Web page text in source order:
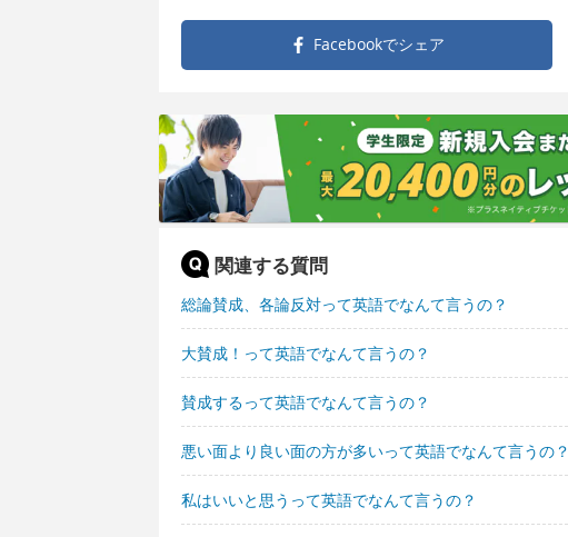
Facebookでシェア
関連する質問
総論賛成、各論反対って英語でなんて言うの？
大賛成！って英語でなんて言うの？
賛成するって英語でなんて言うの？
悪い面より良い面の方が多いって英語でなんて言うの？
私はいいと思うって英語でなんて言うの？